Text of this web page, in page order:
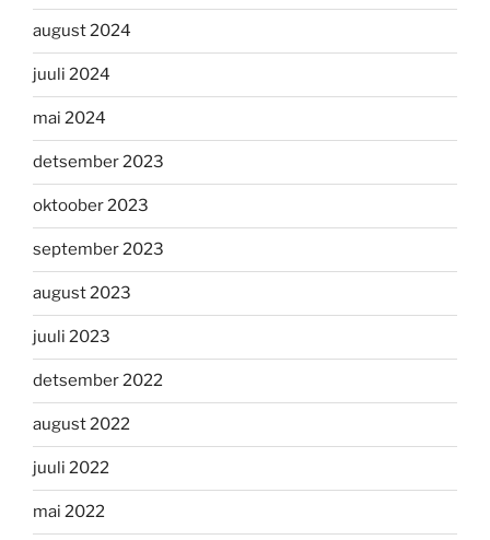
august 2024
juuli 2024
mai 2024
detsember 2023
oktoober 2023
september 2023
august 2023
juuli 2023
detsember 2022
august 2022
juuli 2022
mai 2022